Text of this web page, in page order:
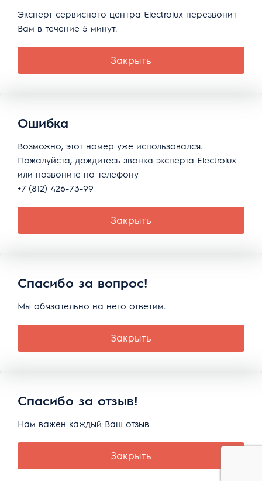
Эксперт сервисного центра Electrolux перезвонит
Вам в течение 5 минут.
Закрыть
Ошибка
Возможно, этот номер уже использовался.
Пожалуйста, дождитесь звонка эксперта Electrolux
или позвоните по телефону
+7 (812) 426-73-99
Закрыть
Спасибо за вопрос!
Мы обязательно на него ответим.
Закрыть
Спасибо за отзыв!
Нам важен каждый Ваш отзыв
Закрыть